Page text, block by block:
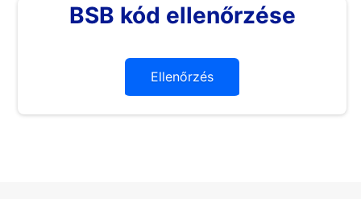
BSB kód ellenőrzése
Ellenőrzés